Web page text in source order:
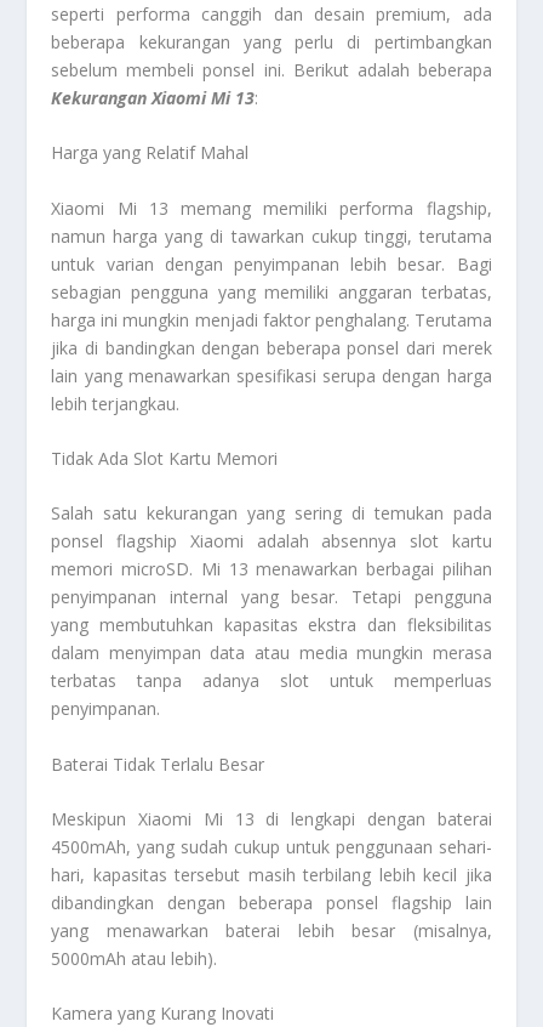
seperti performa canggih dan desain premium, ada
beberapa kekurangan yang perlu di pertimbangkan
sebelum membeli ponsel ini. Berikut adalah beberapa
Kekurangan Xiaomi Mi 13:
Harga yang Relatif Mahal
Xiaomi Mi 13 memang memiliki performa flagship,
namun harga yang di tawarkan cukup tinggi, terutama
untuk varian dengan penyimpanan lebih besar. Bagi
sebagian pengguna yang memiliki anggaran terbatas,
harga ini mungkin menjadi faktor penghalang. Terutama
jika di bandingkan dengan beberapa ponsel dari merek
lain yang menawarkan spesifikasi serupa dengan harga
lebih terjangkau.
Tidak Ada Slot Kartu Memori
Salah satu kekurangan yang sering di temukan pada
ponsel flagship Xiaomi adalah absennya slot kartu
memori microSD. Mi 13 menawarkan berbagai pilihan
penyimpanan internal yang besar. Tetapi pengguna
yang membutuhkan kapasitas ekstra dan fleksibilitas
dalam menyimpan data atau media mungkin merasa
terbatas tanpa adanya slot untuk memperluas
penyimpanan.
Baterai Tidak Terlalu Besar
Meskipun Xiaomi Mi 13 di lengkapi dengan baterai
4500mAh, yang sudah cukup untuk penggunaan sehari-
hari, kapasitas tersebut masih terbilang lebih kecil jika
dibandingkan dengan beberapa ponsel flagship lain
yang menawarkan baterai lebih besar (misalnya,
5000mAh atau lebih).
Kamera yang Kurang Inovati